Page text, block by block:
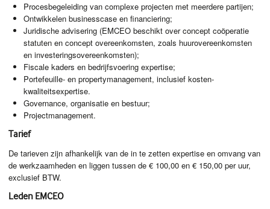
Procesbegeleiding van complexe projecten met meerdere partijen;
Ontwikkelen businesscase en financiering;
Juridische advisering (EMCEO beschikt over concept coöperatie
statuten en concept overeenkomsten, zoals huurovereenkomsten
en investeringsovereenkomsten);
Fiscale kaders en bedrijfsvoering expertise;
Portefeuille- en propertymanagement, inclusief kosten-
kwaliteitsexpertise.
Governance, organisatie en bestuur;
Projectmanagement.
Tarief
De tarieven zijn afhankelijk van de in te zetten expertise en omvang van
de werkzaamheden en liggen tussen de € 100,00 en € 150,00 per uur,
exclusief BTW.
Leden EMCEO